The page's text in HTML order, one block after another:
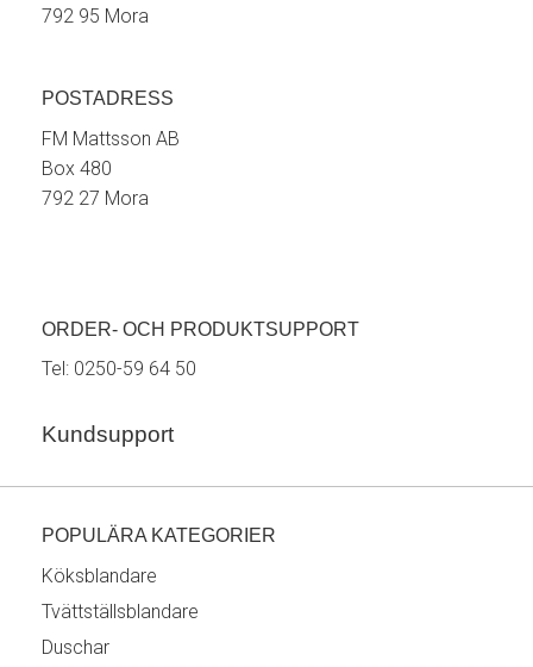
792 95 Mora
POSTADRESS
FM Mattsson AB
Box 480
792 27 Mora
ORDER- OCH PRODUKTSUPPORT
Tel: 0250-59 64 50
Kundsupport
POPULÄRA KATEGORIER
Köksblandare
Tvättställsblandare
Duschar